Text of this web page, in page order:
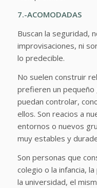
7.-ACOMODADAS
Buscan la seguridad,
improvisaciones, ni
lo predecible.
No suelen construir
prefieren un
puedan controlar,
ellos. Son reacios a
entornos o nuevos
muy estables y
Son personas que
colegio o la infancia,
la universidad, el